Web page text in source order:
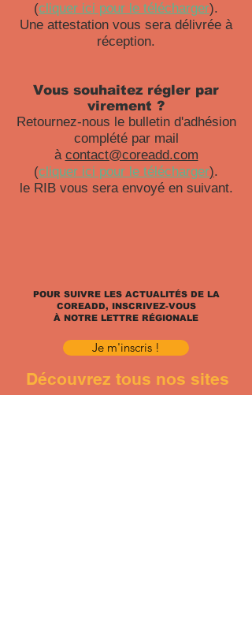
(cliquer ici pour le télécharger).
Une attestation vous sera délivrée à
réception.
Vous souhaitez régler par
virement ?
Retournez-nous le bulletin d'adhésion
complété par mail
à contact@coreadd.com
(cliquer ici pour le télécharger).
le RIB vous sera envoyé en suivant.
POUR SUIVRE LES ACTUALITÉS DE LA
COREADD, INSCRIVEZ-VOUS
À NOTRE LETTRE RÉGIONALE
Je m'inscris !
Découvrez tous nos sites